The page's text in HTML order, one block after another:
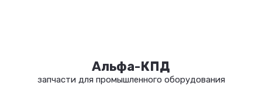
Альфа-КПД
запчасти для промышленного оборудования